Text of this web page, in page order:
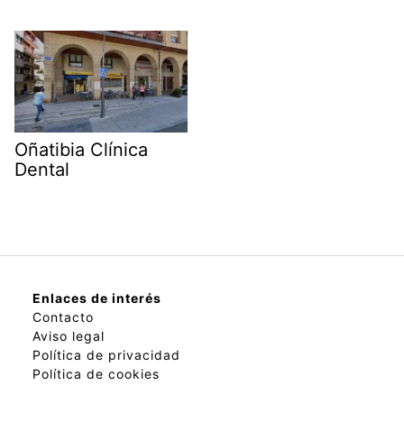
Oñatibia Clínica
Dental
Enlaces de interés
Contacto
Aviso legal
Política de privacidad
Política de cookies